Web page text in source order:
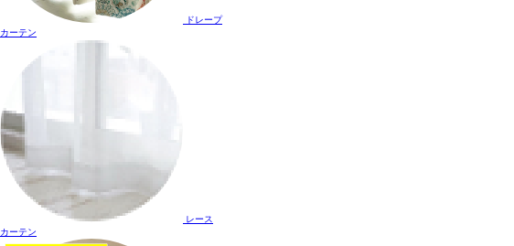
ドレープ
カーテン
レース
カーテン